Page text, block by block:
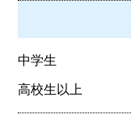
中学生
高校生以上